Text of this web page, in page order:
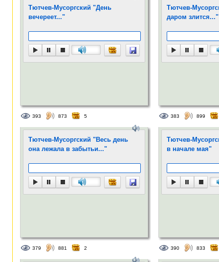
Тютчев-Мусоргский "День
вечереет..."
393 873 5
Тютчев-
даром злится..."
383 899
Тютчев-Мусоргский "Весь день
она лежала в забытьи..."
379 881 2
Тютчев-
в начале мая"
390 833